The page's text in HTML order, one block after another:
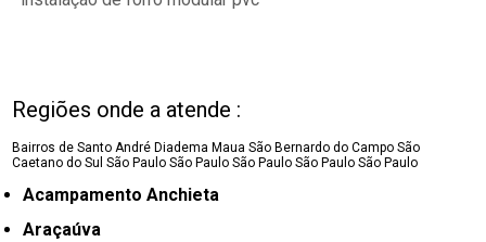
Regiões onde a atende :
Bairros de Santo André Diadema Maua São Bernardo do Campo São
Caetano do SulSão Paulo São Paulo São Paulo São Paulo São Paulo
Acampamento Anchieta
Araçaúva